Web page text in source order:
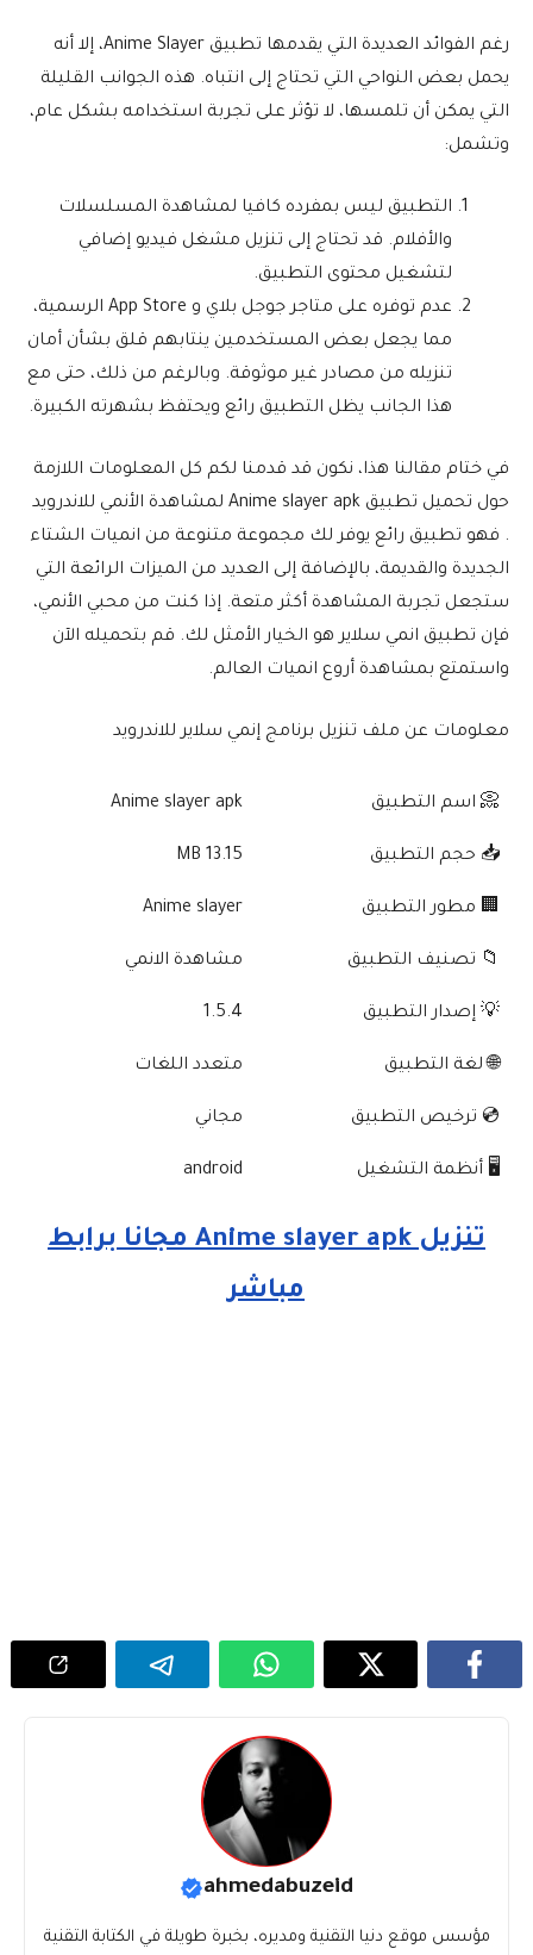
رغم الفوائد العديدة التي يقدمها تطبيق Anime Slayer، إلا أنه
يحمل بعض النواحي التي تحتاج إلى انتباه. هذه الجوانب القليلة
التي يمكن أن تلمسها، لا تؤثر على تجربة استخدامه بشكل عام،
وتشمل:
التطبيق ليس بمفرده كافيا لمشاهدة المسلسلات
والأفلام. قد تحتاج إلى تنزيل مشغل فيديو إضافي
لتشغيل محتوى التطبيق.
عدم توفره على متاجر جوجل بلاي و App Store الرسمية،
مما يجعل بعض المستخدمين ينتابهم قلق بشأن أمان
تنزيله من مصادر غير موثوقة. وبالرغم من ذلك، حتى مع
هذا الجانب يظل التطبيق رائع ويحتفظ بشهرته الكبيرة.
في ختام مقالنا هذا، نكون قد قدمنا لكم كل المعلومات اللازمة
حول تحميل تطبيق Anime slayer apk لمشاهدة الأنمي للاندرويد
. فهو تطبيق رائع يوفر لك مجموعة متنوعة من انميات الشتاء
الجديدة والقديمة، بالإضافة إلى العديد من الميزات الرائعة التي
ستجعل تجربة المشاهدة أكثر متعة. إذا كنت من محبي الأنمي،
فإن تطبيق انمي سلاير هو الخيار الأمثل لك. قم بتحميله الآن
واستمتع بمشاهدة أروع انميات العالم.
معلومات عن ملف تنزيل برنامج إنمي سلاير للاندرويد
📀 اسم التطبيق Anime slayer apk
📥 حجم التطبيق 13.15 MB
🏢 مطور التطبيق Anime slayer
📁 تصنيف التطبيق مشاهدة الانمي
💡 إصدار التطبيق 1.5.4
🌐 لغة التطبيق متعدد اللغات
💿 ترخيص التطبيق مجاني
🖥️ أنظمة التشغيل android
تنزيل Anime slayer apk مجانا برابط
مباشر
ahmedabuzeid
مؤسس موقع دنيا التقنية ومديره، بخبرة طويلة في الكتابة التقنية